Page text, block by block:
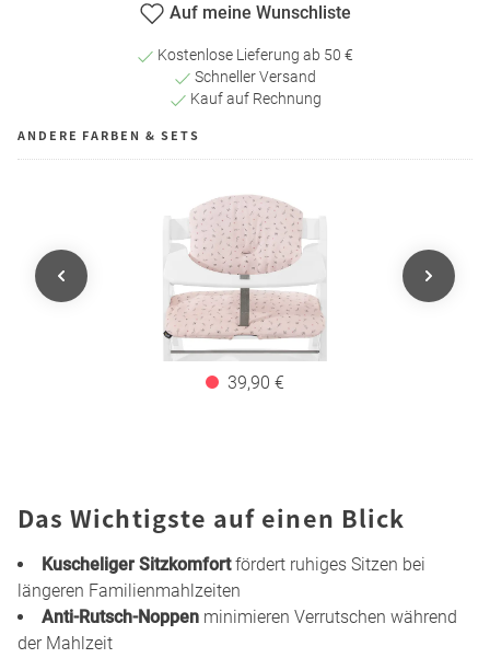
Auf meine Wunschliste
Kostenlose Lieferung ab 50 €
Schneller Versand
Kauf auf Rechnung
ANDERE FARBEN & SETS
39,90 €
Das Wichtigste auf einen Blick
Kuscheliger Sitzkomfortfördert ruhiges Sitzen bei
längeren Familienmahlzeiten
Anti-Rutsch-Noppen minimieren Verrutschen während
der Mahlzeit